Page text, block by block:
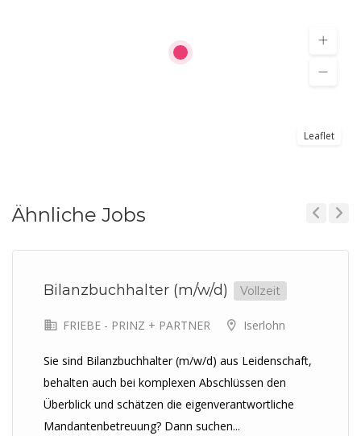
Leaflet
Ähnliche Jobs
Bilanzbuchhalter (m/w/d) Vollzeit
FRIEBE - PRINZ + PARTNER Iserlohn
Sie sind Bilanzbuchhalter (m/w/d) aus Leidenschaft,
behalten auch bei komplexen Abschlüssen den
Überblick und schätzen die eigenverantwortliche
Mandantenbetreuung? Dann suchen...